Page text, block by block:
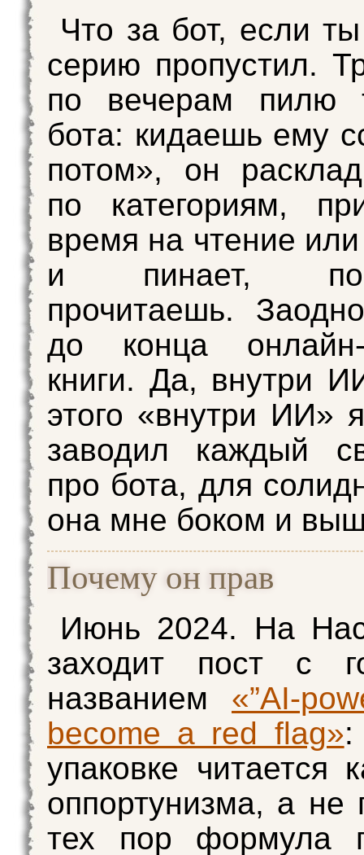
Что за бот, если
серию пропустил.
по вечерам пилю
бота: кидаешь ему
потом», он
по категориям,
время на чтение
и пинает,
прочитаешь.
до конца
книги. Да, внутри
этого «внутри ИИ»
заводил каждый
про бота, для
она мне боком и
Почему он прав
Июнь 2024. На
заходит пост с
названием «”AI-
become a red flag»:
упаковке читается
оппортунизма, а не
тех пор формула